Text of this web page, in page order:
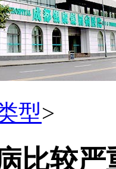
型>
比较